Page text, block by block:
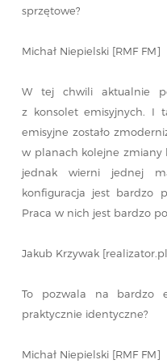
sprzętowe?
Michał Niepielski [RMF FM]
W tej chwili aktualnie
z konsolet emisyjnych. I
emisyjne zostało
w planach kolejne zmiany
jednak wierni jednej
konfiguracja jest bardzo
Praca w nich jest bardzo
Jakub Krzywak
To pozwala na bardzo
praktycznie identyczne?
Michał Niepielski [RMF FM]